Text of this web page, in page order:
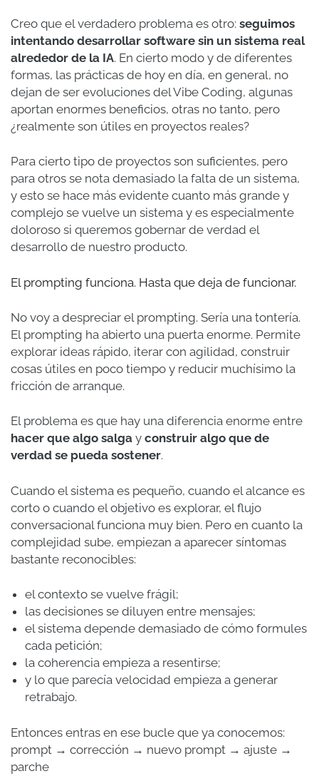
Creo que el verdadero problema es otro: seguimos
intentando desarrollar software sin un sistema real
alrededor de la IA. En cierto modo y de diferentes
formas, las prácticas de hoy en día, en general, no
dejan de ser evoluciones del Vibe Coding, algunas
aportan enormes beneficios, otras no tanto, pero
¿realmente son útiles en proyectos reales?
Para cierto tipo de proyectos son suficientes, pero
para otros se nota demasiado la falta de un sistema,
y esto se hace más evidente cuanto más grande y
complejo se vuelve un sistema y es especialmente
doloroso si queremos gobernar de verdad el
desarrollo de nuestro producto.
El prompting funciona. Hasta que deja de funcionar.
No voy a despreciar el prompting. Sería una tontería.
El prompting ha abierto una puerta enorme. Permite
explorar ideas rápido, iterar con agilidad, construir
cosas útiles en poco tiempo y reducir muchísimo la
fricción de arranque.
El problema es que hay una diferencia enorme entre
hacer que algo salga y construir algo que de
verdad se pueda sostener.
Cuando el sistema es pequeño, cuando el alcance es
corto o cuando el objetivo es explorar, el flujo
conversacional funciona muy bien. Pero en cuanto la
complejidad sube, empiezan a aparecer síntomas
bastante reconocibles:
el contexto se vuelve frágil;
las decisiones se diluyen entre mensajes;
el sistema depende demasiado de cómo formules
cada petición;
la coherencia empieza a resentirse;
y lo que parecía velocidad empieza a generar
retrabajo.
Entonces entras en ese bucle que ya conocemos:
prompt → corrección → nuevo prompt → ajuste →
parche